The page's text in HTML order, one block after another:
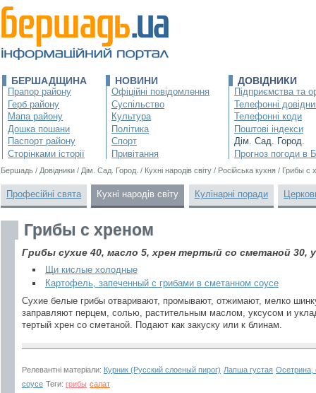
БЕРШАДЩИНА
Прапор району
Герб району
Мапа району
Дошка пошани
Паспорт району
Сторінками історії
НОВИНИ
Офіційні повідомлення
Суспільство
Культура
Політика
Спорт
Привітання
ДОВІДНИКИ
Підприємства та
Телефонні
Телефонні коди
Поштові індекси
Дім. Сад. Город.
Прогноз погоди в
Бершадь / Довідники / Дім. Сад. Город. / Кухні народів світу / Російська кухня / Грибы с
Професійні свята Кухні народів світу Кулінарні поради
Грибы с хреном
Грибы сухие 40, масло 5, хрен тертый со сметаной 30,
Щи кислые холодные
Картофель, запеченный с грибами в сметанном соусе
Сухие белые грибы отваривают, промывают, отжимают, мелко
заправляют перцем, солью, растительным маслом, уксусом и
тертый хрен со сметаной. Подают как закуску или к блинам.
Релевантні матеріали: Курник (Русский слоеный пирог) Лапша густая Осетрина,
соусе Теги: грибы салат